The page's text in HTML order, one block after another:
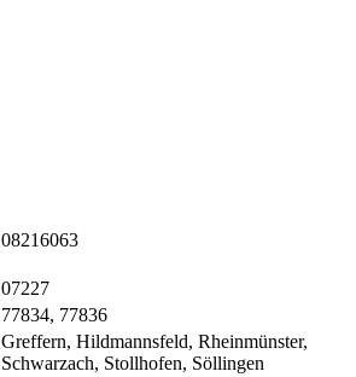
08216063
07227
77834, 77836
Greffern, Hildmannsfeld, Rheinmünster,
Schwarzach, Stollhofen, Söllingen